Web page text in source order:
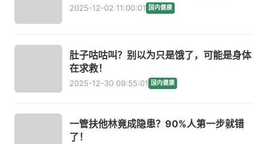
2025-12-02 11:00:01 国内健康
肚子咕咕叫？别以为只是饿了，可能是身体
在求救！
2025-12-30 09:55:01 国内健康
一管扶他林竟成隐患？90%人第一步就错
了！